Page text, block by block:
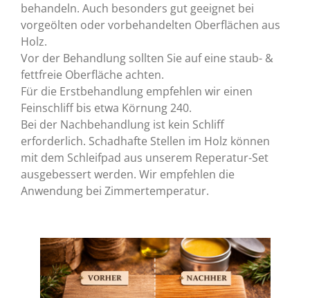
behandeln. Auch besonders gut geeignet bei
vorgeölten oder vorbehandelten Oberflächen aus
Holz.
Vor der Behandlung sollten Sie auf eine staub- &
fettfreie Oberfläche achten.
Für die Erstbehandlung empfehlen wir einen
Feinschliff bis etwa Körnung 240.
Bei der Nachbehandlung ist kein Schliff
erforderlich. Schadhafte Stellen im Holz können
mit dem Schleifpad aus unserem Reperatur-Set
ausgebessert werden. Wir empfehlen die
Anwendung bei Zimmertemperatur.